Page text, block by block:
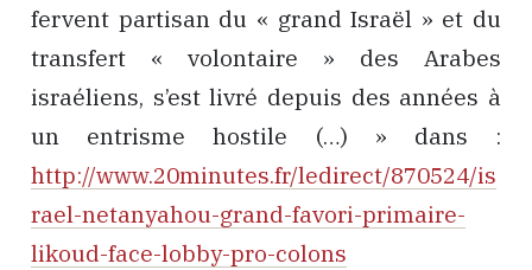
fervent partisan du « grand Israël » et du
transfert « volontaire » des Arabes
israéliens, s’est livré depuis des années à
un entrisme hostile (…) » dans :
http://www.20minutes.fr/ledirect/870524/is
rael-netanyahou-grand-favori-primaire-
likoud-face-lobby-pro-colons